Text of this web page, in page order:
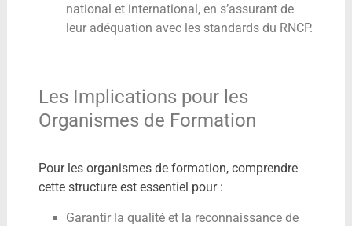
national et international, en s’assurant de
leur adéquation avec les standards du RNCP.
Les Implications pour les
Organismes de Formation
Pour les organismes de formation, comprendre
cette structure est essentiel pour :
Garantir la qualité et la reconnaissance de